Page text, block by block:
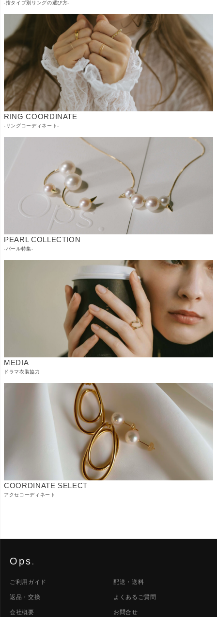
-指タイプ別リングの選び方-
RING COORDINATE
-リングコーディネート-
PEARL COLLECTION
-パール特集-
MEDIA
ドラマ衣装協力
COORDINATE SELECT
アクセコーディネート
Ops.
ご利用ガイド 配送・送料
返品・交換 よくあるご質問
会社概要 お問合せ